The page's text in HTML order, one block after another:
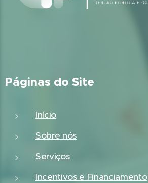
Páginas do Site
Início
Sobre nós
Serviços
Incentivos e Financiamento